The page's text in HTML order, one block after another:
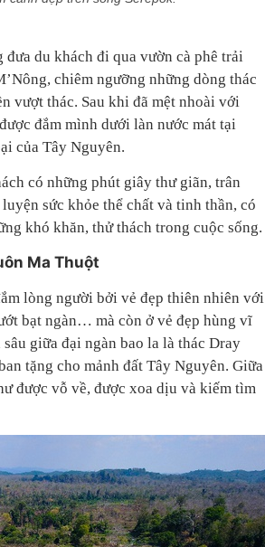
du khách đi qua vườn cà phê trải
chiêm ngưỡng những dòng thác
vượt thác. Sau khi đã mệt nhoài với
đắm mình dưới làn nước mát tại
của Tây Nguyên.
có những phút giây thư giãn, trân
sức khỏe thể chất và tinh thần, có
khó khăn, thử thách trong cuộc sống.
Ma Thuột
lòng người bởi vẻ đẹp thiên nhiên với
bạt ngàn… mà còn ở vẻ đẹp hùng vĩ
giữa đại ngàn bao la là thác Dray
tặng cho mảnh đất Tây Nguyên. Giữa
được vỗ về, được xoa dịu và kiếm tìm